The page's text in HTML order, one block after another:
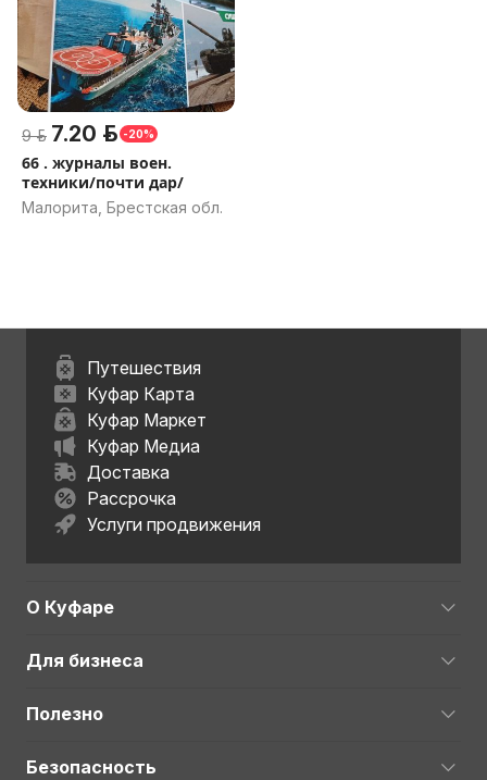
9 р. 7.20 р. -20%
66 . журналы воен.
техники/почти дар/
Малорита, Брестская обл.
Путешествия
Куфар Карта
Куфар Маркет
Куфар Медиа
Доставка
Рассрочка
Услуги продвижения
О Куфаре
Для бизнеса
Полезно
Безопасность